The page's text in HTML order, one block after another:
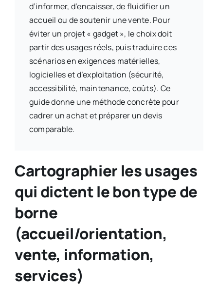
d’informer, d’encaisser, de fluidifier un
accueil ou de soutenir une vente. Pour
éviter un projet « gadget », le choix doit
partir des usages réels, puis traduire ces
scénarios en exigences matérielles,
logicielles et d’exploitation (sécurité,
accessibilité, maintenance, coûts). Ce
guide donne une méthode concrète pour
cadrer un achat et préparer un devis
comparable.
Cartographier les usages
qui dictent le bon type de
borne
(accueil/orientation,
vente, information,
services)